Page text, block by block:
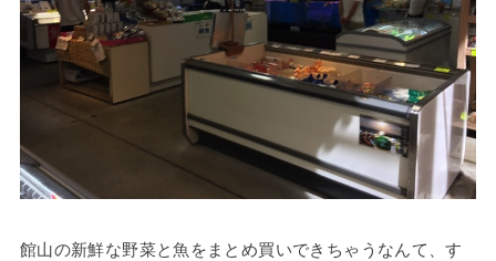
館山の新鮮な野菜と魚をまとめ買いできちゃうなんて、す